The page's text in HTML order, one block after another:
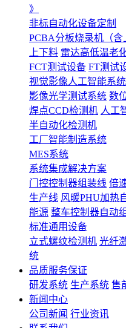
》
非标自动化设备定制
PCBA分板烧录机（含
上下料 雷达高低温老
FCT测试设备 FT测试
视觉影像人工智能系统
影像光学测试系统 数
焊点CCD检测机 人工
半自动化检测机
工厂智能制造系统
MES系统
系统集成解决方案
门控控制器组装线 倍
生产线 风暖PHU加热
能源 整车控制器自动
标准通用设备
立式螺纹检测机 光纤
统
品质服务保证
研发系统 生产系统 售
新闻中心
公司新闻 行业资讯